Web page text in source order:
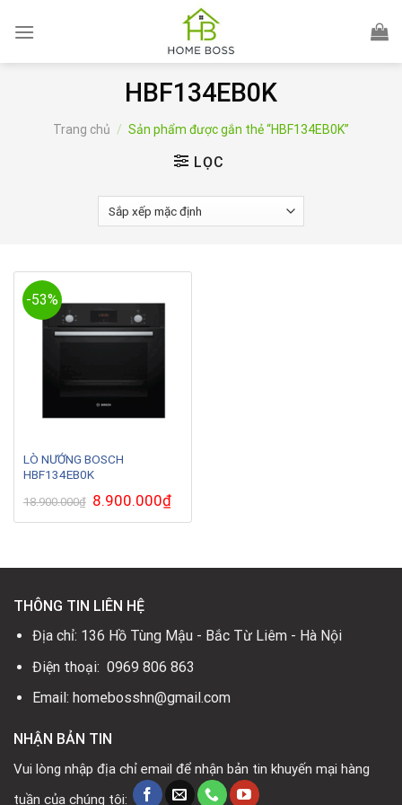
HBF134EB0K
Trang chủ / Sản phẩm được gắn thẻ “HBF134EB0K”
LỌC
-53%
LÒ NƯỚNG BOSCH
HBF134EB0K
18.900.000₫ Giá
gốc
là:
8.900.000₫Giá
hiện
tại
THÔNG TIN LIÊN HỆ
Địa chỉ: 136 Hồ Tùng Mậu - Bắc Từ Liêm - Hà Nội
Điện thoại: 0969 806 863
Email: homebosshn@gmail.com
NHẬN BẢN TIN
Vui lòng nhập địa chỉ email để nhận bản tin khuyến mại hàng
tuần của chúng tôi: